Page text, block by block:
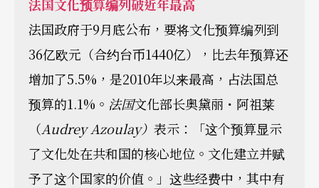
法国文化预算编列破近年最高
法国政府于9月底公布，要将文化预算编列到
36亿欧元（合约台币1440亿），比去年预算还
增加了5.5%，是2010年以来最高，占法国总
预算的1.1%。 法国文化部长奥黛丽・阿祖莱
（Audrey Azoulay） 表示：「这个预算显示
了文化处在共和国的核心地位。文化建立并赋
予了这个国家的价值。」这些经费中，其中有